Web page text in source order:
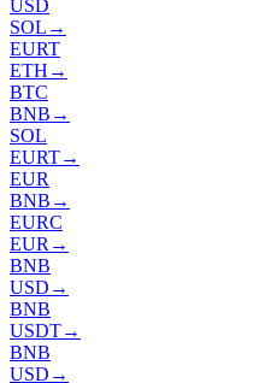
USD
SOL →
EURT
ETH →
BTC
BNB →
SOL
EURT→
EUR
BNB →
EURC
EUR →
BNB
USD →
BNB
USDT→
BNB
USD →